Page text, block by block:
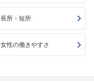
長所・短所
女性の働きやすさ